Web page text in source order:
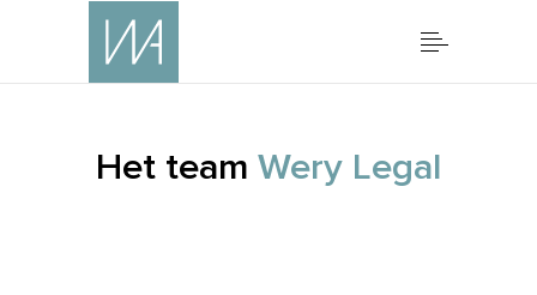
Het team Wery Legal